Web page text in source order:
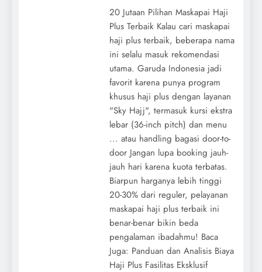
20 Jutaan Pilihan Maskapai Haji
Plus Terbaik Kalau cari maskapai
haji plus terbaik, beberapa nama
ini selalu masuk rekomendasi
utama. Garuda Indonesia jadi
favorit karena punya program
khusus haji plus dengan layanan
"Sky Hajj", termasuk kursi ekstra
lebar (36-inch pitch) dan menu
... atau handling bagasi door-to-
door Jangan lupa booking jauh-
jauh hari karena kuota terbatas.
Biarpun harganya lebih tinggi
20-30% dari reguler, pelayanan
maskapai haji plus terbaik ini
benar-benar bikin beda
pengalaman ibadahmu! Baca
Juga: Panduan dan Analisis Biaya
Haji Plus Fasilitas Eksklusif